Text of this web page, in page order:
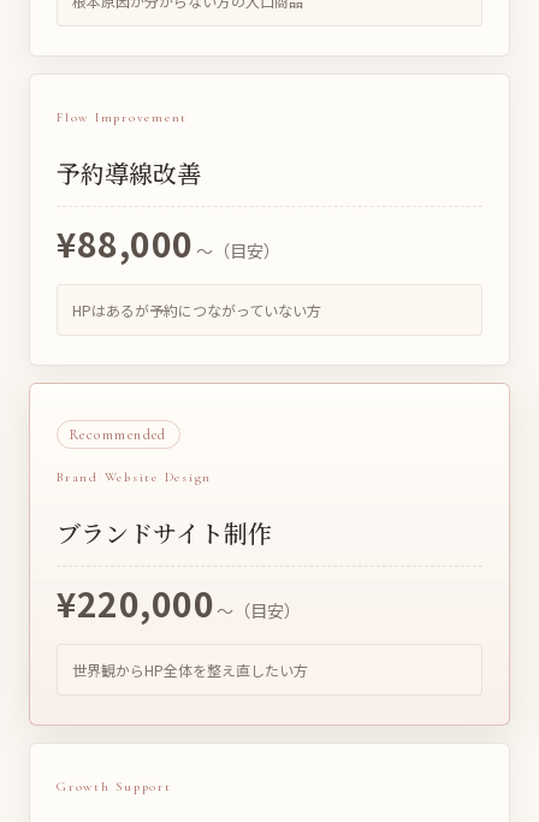
Flow Improvement
予約導線改善
¥88,000 〜（目安）
HPはあるが予約につながっていない方
Recommended
Brand Website Design
ブランドサイト制作
¥220,000〜（目安）
世界観からHP全体を整え直したい方
Growth Support